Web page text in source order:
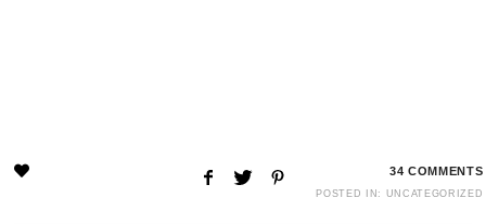
34 COMMENTS
POSTED IN: UNCATEGORIZED